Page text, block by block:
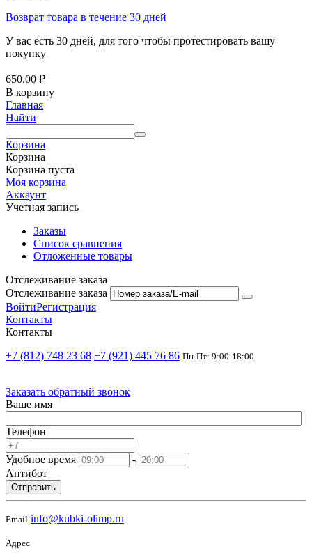
Возврат товара в течение 30 дней
У вас есть 30 дней, для того чтобы протестировать вашу
покупку
650.00 ₽
В корзину
Главная
Найти
Корзина
Корзина
Корзина пуста
Моя корзина
Аккаунт
Учетная запись
Заказы
Список сравнения
Отложенные товары
Отслеживание заказа
Отслеживание заказа
ВойтиРегистрация
Контакты
Контакты
+7 (812) 748 23 68 +7 (921) 445 76 86 Пн-Пт: 9:00-18:00
Заказать обратный звонок
Ваше имя
Телефон
Удобное время
-
Антибот
Отправить
Email info@kubki-olimp.ru
Адрес